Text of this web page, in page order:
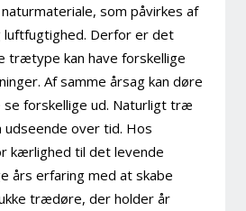
som påvirkes af
luftfugtighed. Derfor er det
trætype kan have forskellige
Af samme årsag kan døre
forskellige ud. Naturligt træ
over tid. Hos
kærlighed til det levende
års erfaring med at skabe
trædøre, der holder år